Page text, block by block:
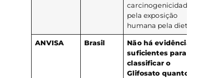
carcinogenicidade
pela exposição
humana pela dieta
ANVISA
Brasil
Não há evidências
suficientes para
classificar o
Glifosato quanto à